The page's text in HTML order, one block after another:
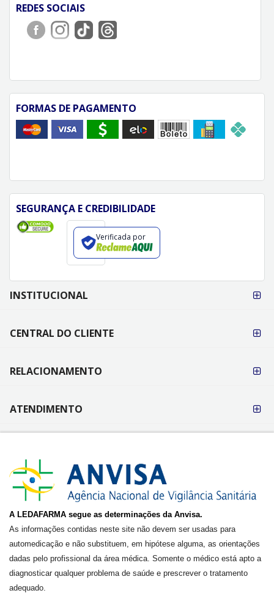
REDES SOCIAIS
FORMAS DE PAGAMENTO
SEGURANÇA E CREDIBILIDADE
Verificada por
FORMAS DE
PAGAMENTO
INSTITUCIONAL
CENTRAL DO CLIENTE
RELACIONAMENTO
ATENDIMENTO
A LEDAFARMA segue as determinações da Anvisa.
As informações contidas neste site não devem ser usadas para
automedicação e não substituem, em hipótese alguma, as orientações
dadas pelo profissional da área médica. Somente o médico está apto a
diagnosticar qualquer problema de saúde e prescrever o tratamento
adequado.